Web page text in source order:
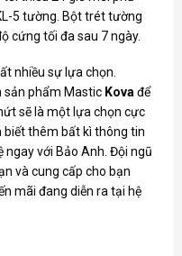
5 tường. Bột trét tường
cứng tối đa sau 7 ngày.
nhiều sự lựa chọn.
sản phẩm Mastic Kovađể
sẽ là một lựa chọn cực
biết thêm bất kì thông tin
ngay với Bảo Anh. Đội ngũ
và cung cấp cho bạn
mãi đang diễn ra tại hệ